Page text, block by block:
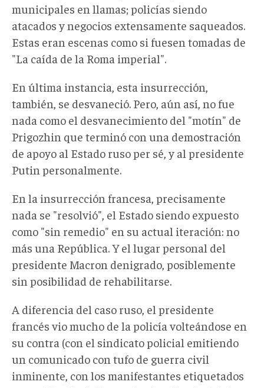
municipales en llamas; policías siendo
atacados y negocios extensamente saqueados.
Estas eran escenas como si fuesen tomadas de
"La caída de la Roma imperial".
En última instancia, esta insurrección,
también, se desvaneció. Pero, aún así, no fue
nada como el desvanecimiento del "motín" de
Prigozhin que terminó con una demostración
de apoyo al Estado ruso per sé, y al presidente
Putin personalmente.
En la insurrección francesa, precisamente
nada se "resolvió", el Estado siendo expuesto
como "sin remedio" en su actual iteración: no
más una República. Y el lugar personal del
presidente Macron denigrado, posiblemente
sin posibilidad de rehabilitarse.
A diferencia del caso ruso, el presidente
francés vio mucho de la policía volteándose en
su contra (con el sindicato policial emitiendo
un comunicado con tufo de guerra civil
inminente, con los manifestantes etiquetados